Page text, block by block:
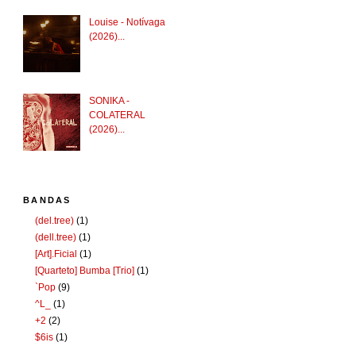
Louise - Notívaga
(2026)...
SONIKA -
COLATERAL
(2026)...
BANDAS
(del.tree) (1)
(dell.tree) (1)
[Art].Ficial (1)
[Quarteto] Bumba [Trio] (1)
`Pop (9)
^L_
(1)
+2 (2)
$6is (1)